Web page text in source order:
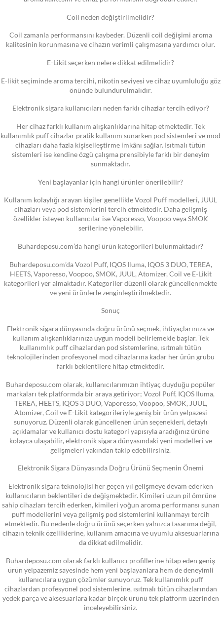
Coil neden değiştirilmelidir?
Coil zamanla performansını kaybeder. Düzenli coil değişimi aroma
kalitesinin korunmasına ve cihazın verimli çalışmasına yardımcı olur.
E-Likit seçerken nelere dikkat edilmelidir?
E-likit seçiminde aroma tercihi, nikotin seviyesi ve cihaz uyumluluğu göz
önünde bulundurulmalıdır.
Elektronik sigara kullanıcıları neden farklı cihazlar tercih ediyor?
Her cihaz farklı kullanım alışkanlıklarına hitap etmektedir. Tek
kullanımlık puff cihazlar pratik kullanım sunarken pod sistemleri ve mod
cihazları daha fazla kişiselleştirme imkânı sağlar. Isıtmalı tütün
sistemleri ise kendine özgü çalışma prensibiyle farklı bir deneyim
sunmaktadır.
Yeni başlayanlar için hangi ürünler önerilebilir?
Kullanım kolaylığı arayan kişiler genellikle Vozol Puff modelleri, JUUL
cihazları veya pod sistemlerini tercih etmektedir. Daha gelişmiş
özellikler isteyen kullanıcılar ise Vaporesso, Voopoo veya SMOK
serilerine yönelebilir.
Buhardeposu.com’da hangi ürün kategorileri bulunmaktadır?
Buhardeposu.com’da Vozol Puff, IQOS Iluma, IQOS 3 DUO, TEREA,
HEETS, Vaporesso, Voopoo, SMOK, JUUL, Atomizer, Coil ve E-Likit
kategorileri yer almaktadır. Kategoriler düzenli olarak güncellenmekte
ve yeni ürünlerle zenginleştirilmektedir.
Sonuç
Elektronik sigara dünyasında doğru ürünü seçmek, ihtiyaçlarınıza ve
kullanım alışkanlıklarınıza uygun modeli belirlemekle başlar. Tek
kullanımlık puff cihazlardan pod sistemlerine, ısıtmalı tütün
teknolojilerinden profesyonel mod cihazlarına kadar her ürün grubu
farklı beklentilere hitap etmektedir.
Buhardeposu.com olarak, kullanıcılarımızın ihtiyaç duyduğu popüler
markaları tek platformda bir araya getiriyor; Vozol Puff, IQOS Iluma,
TEREA, HEETS, IQOS 3 DUO, Vaporesso, Voopoo, SMOK, JUUL,
Atomizer, Coil ve E-Likit kategorileriyle geniş bir ürün yelpazesi
sunuyoruz. Düzenli olarak güncellenen ürün seçenekleri, detaylı
açıklamalar ve kullanıcı dostu kategori yapısıyla aradığınız ürüne
kolayca ulaşabilir, elektronik sigara dünyasındaki yeni modelleri ve
gelişmeleri yakından takip edebilirsiniz.
Elektronik Sigara Dünyasında Doğru Ürünü Seçmenin Önemi
Elektronik sigara teknolojisi her geçen yıl gelişmeye devam ederken
kullanıcıların beklentileri de değişmektedir. Kimileri uzun pil ömrüne
sahip cihazları tercih ederken, kimileri yoğun aroma performansı sunan
puff modellerini veya gelişmiş pod sistemlerini kullanmayı tercih
etmektedir. Bu nedenle doğru ürünü seçerken yalnızca tasarıma değil,
cihazın teknik özelliklerine, kullanım amacına ve uyumlu aksesuarlarına
da dikkat edilmelidir.
Buhardeposu.com olarak farklı kullanıcı profillerine hitap eden geniş
ürün yelpazemiz sayesinde hem yeni başlayanlara hem de deneyimli
kullanıcılara uygun çözümler sunuyoruz. Tek kullanımlık puff
cihazlardan profesyonel pod sistemlerine, ısıtmalı tütün cihazlarından
yedek parça ve aksesuarlara kadar birçok ürünü tek platform üzerinden
inceleyebilirsiniz.